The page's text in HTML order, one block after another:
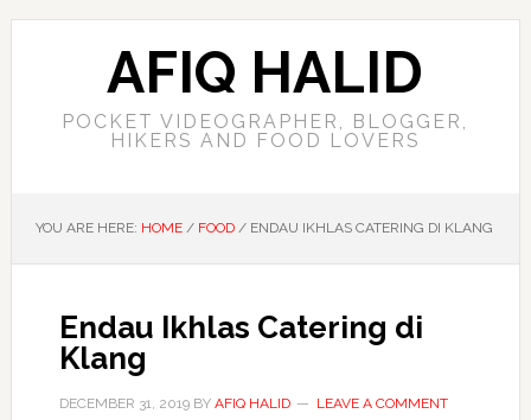
AFIQ HALID
POCKET VIDEOGRAPHER, BLOGGER,
HIKERS AND FOOD LOVERS
YOU ARE HERE: HOME / FOOD /ENDAU IKHLAS CATERING DI KLANG
Endau Ikhlas Catering di
Klang
DECEMBER 31, 2019BY AFIQ HALID LEAVE A COMMENT